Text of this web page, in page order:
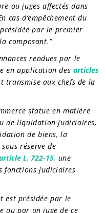
ou juges affectés dans
cas d’empêchement du
par le premier
composant.”
rendues par le
en application des articles
transmise aux chefs de la
statue en matière
de liquidation judiciaires,
de biens, la
réserve de
L. 722-15, une
fonctions judiciaires
est présidée par le
ou par un juge de ce